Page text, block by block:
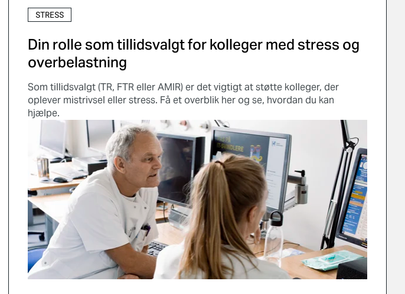
STRESS
Din rolle som tillidsvalgt for kolleger med stress og
overbelastning
Som tillidsvalgt (TR, FTR eller AMIR) er det vigtigt at støtte kolleger, der
oplever mistrivsel eller stress. Få et overblik her og se, hvordan du kan
hjælpe.